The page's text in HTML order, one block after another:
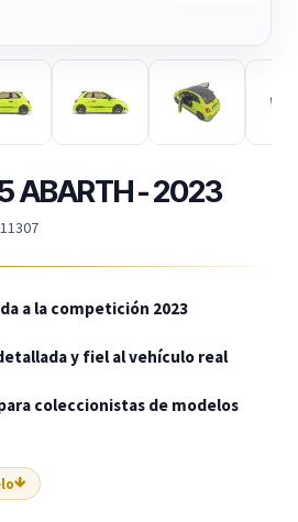
ABARTH - 2023
a la competición 2023
y fiel al vehículo real
coleccionistas de modelos